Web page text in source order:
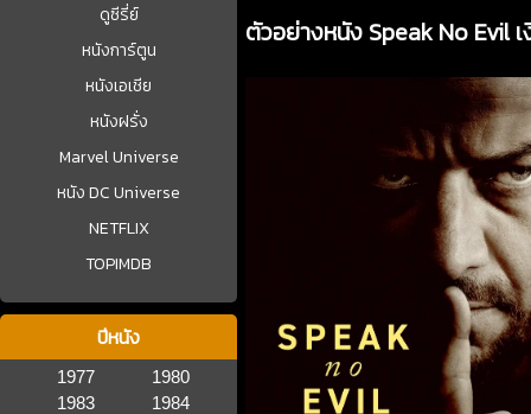
ดูซีรี่ย์
หนังการ์ตูน
หนังเอเชีย
หนังฝรั่ง
Marvel Universe
หนัง DC Universe
NETFLIX
TOPIMDB
ปีหนัง
1977
1980
1983
1984
ตัวอย่างหนัง Speak No Evil